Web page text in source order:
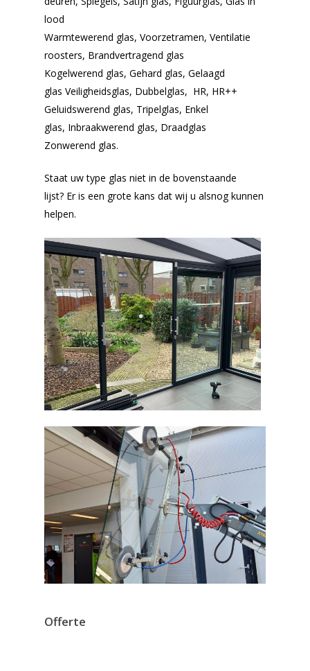
lood
Warmtewerend glas, Voorzetramen, Ventilatie
roosters, Brandvertragend glas
Kogelwerend glas, Gehard glas, Gelaagd
glas Veiligheidsglas, Dubbelglas, HR, HR++
Geluidswerend glas, Tripelglas, Enkel
glas, Inbraakwerend glas, Draadglas
Zonwerend glas.
Staat uw type glas niet in de bovenstaande
lijst? Er is een grote kans dat wij u alsnog kunnen
helpen.
Offerte